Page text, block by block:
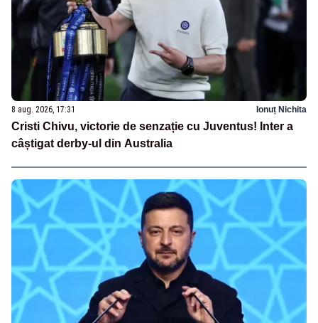
8 aug. 2026, 17:31 Ionuț Nichita
Cristi Chivu, victorie de senzație cu Juventus! Inter a
câștigat derby-ul din Australia